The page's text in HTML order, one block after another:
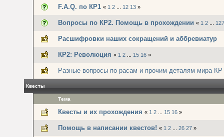
F.A.Q. по КР1 « 1 2 12 13 »
Вопросы по КР2. Помощь в прохождении « 1 2 127
Расшифровки наших сокращений и аббревиатур
КР2: Революция « 1 2 15 16 »
Разные вопросы по расам и прочим деталям мира КР
Квесты
Тема
Квесты и их прохождения « 1 2 15 16 »
Помощь в написании квестов! « 1 2 26 27 »